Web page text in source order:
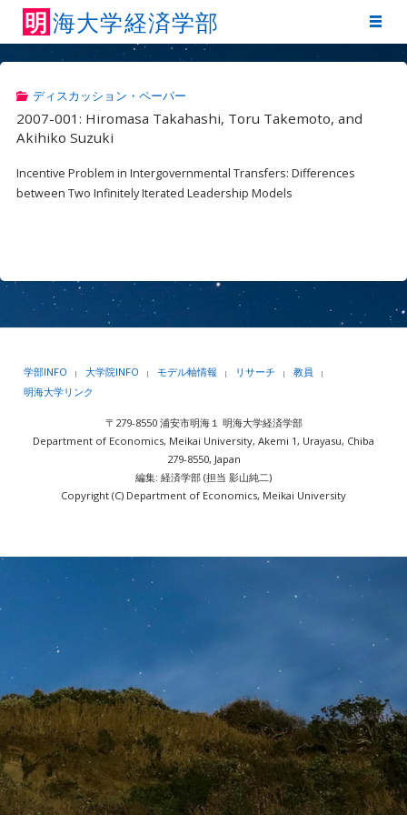
明 海大学経済学部
ディスカッション・ペーパー
2007-001: Hiromasa Takahashi, Toru Takemoto, and
Akihiko Suzuki
Incentive Problem in Intergovernmental Transfers: Differences
between Two Infinitely Iterated Leadership Models
学部INFO | 大学院INFO | モデル軸情報 | リサーチ | 教員 |
明海大学リンク
〒279-8550 浦安市明海１ 明海大学経済学部
Department of Economics, Meikai University, Akemi 1, Urayasu, Chiba
279-8550, Japan
編集: 経済学部 (担当 影山純二)
Copyright (C) Department of Economics, Meikai University